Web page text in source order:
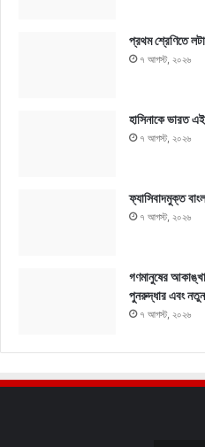
প্রথম শ্রেণিতে
৭ আগস্ট, ২০২৬
হাসিনাকে ভারত
৭ আগস্ট, ২০২৬
ফ্যাসিবাদমুক্ত
৭ আগস্ট, ২০২৬
গণমানুষের
পুনরুদ্ধার এবং নতুন
৭ আগস্ট, ২০২৬